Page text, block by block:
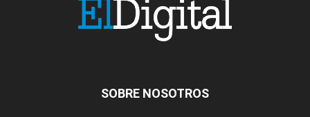
SOBRE NOSOTROS